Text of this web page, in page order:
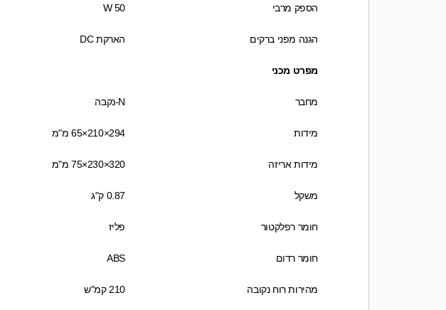
הספק מרבי 50 W
הגנה מפני ברקים הארקת DC
מפרט מכני
מחבר N-נקבה
מידות 294×210×65 מ"מ
מידות אריזה 320×230×75 מ"מ
משקל 0.87 ק"ג
חומר רפלקטור פליז
חומר רדום ABS
מהירות רוח נקובה 210 קמ"ש